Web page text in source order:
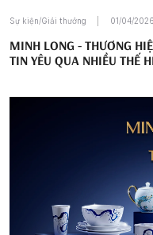
Sự kiện/Giải thưởng 01/04/2026
MINH LONG - THƯƠNG
TIN YÊU QUA NHIỀU THẾ